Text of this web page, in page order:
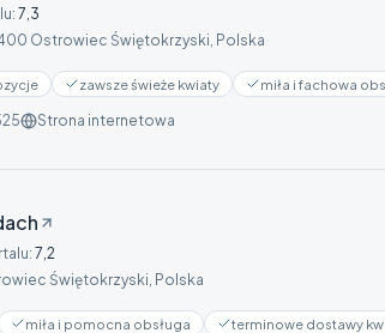
: 7,3
Ostrowiec Świętokrzyski, Polska
zawsze świeże kwiaty miła i fachowa
Strona internetowa
: 7,2
Świętokrzyski, Polska
miła i pomocna obsługa terminowe dostawy